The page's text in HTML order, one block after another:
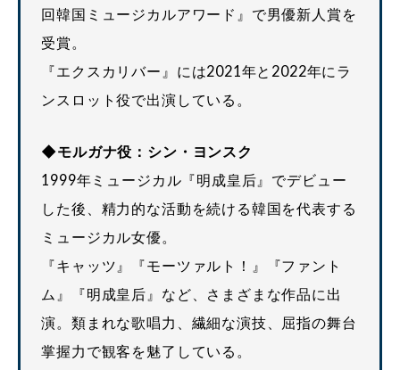
回韓国ミュージカルアワード』で男優新人賞を
受賞。
『エクスカリバー』には2021年と2022年にラ
ンスロット役で出演している。
◆モルガナ役：シン・ヨンスク
1999年ミュージカル『明成皇后』でデビュー
した後、精力的な活動を続ける韓国を代表する
ミュージカル女優。
『キャッツ』『モーツァルト！』『ファント
ム』『明成皇后』など、さまざまな作品に出
演。類まれな歌唱力、繊細な演技、屈指の舞台
掌握力で観客を魅了している。